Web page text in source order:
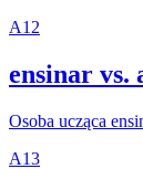
A1 2
ensinar vs.
Osoba ucząca
A13